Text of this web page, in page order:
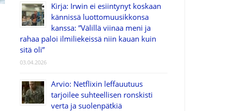
Kirja: Irwin ei esiintynyt koskaan
kännissä luottomuusikkonsa
kanssa: ”Välillä viinaa meni ja
rahaa paloi ilmiliekeissä niin kauan kuin
sitä oli”
03.04.2026
Arvio: Netflixin leffauutuus
tarjoilee suhteellisen ronskisti
verta ja suolenpätkiä